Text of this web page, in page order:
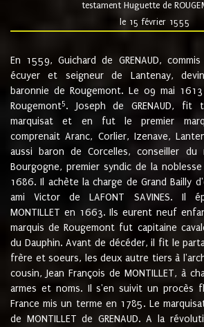
testament Huguette de
le 15 février 1555
En 1559, Guichard de GRENAUD,
écuyer et seigneur de Lantenay,
baronnie de Rougemont. Le 09 mai
Rougemont5. Joseph de GRENAUD, fit
marquisat et en fut le premier
comprenait Aranc, Corlier, Izenave,
aussi baron de Corcelles, conseiller
Bourgogne, premier syndic de la
1686. Il achète la charge de Grand Bailly
ami Victor de LAFONT SAVINES. Il
MONTILLET en 1663. Ils eurent neuf
marquis de Rougemont fut capitaine
du Dauphin. Avant de décéder, il fit le
frère et soeurs, les deux autre tiers à
cousin, Jean François de MONTILLET, à
armes et noms. Il s'en suivit un procès
France mis un terme en 1785. Le
de MONTILLET de GRENAUD. A la